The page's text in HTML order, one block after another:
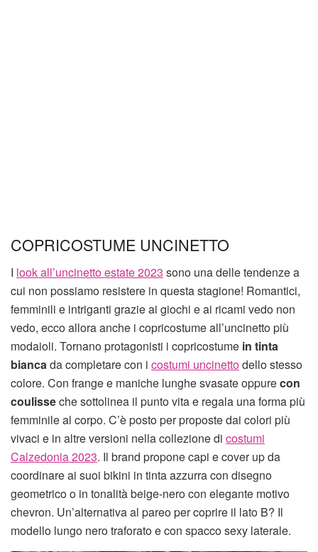
COPRICOSTUME UNCINETTO
I look all’uncinetto estate 2023 sono una delle tendenze a
cui non possiamo resistere in questa stagione! Romantici,
femminili e intriganti grazie ai giochi e ai ricami vedo non
vedo, ecco allora anche i copricostume all’uncinetto più
modaioli. Tornano protagonisti i copricostume in tinta
bianca da completare con i costumi uncinettodello stesso
colore. Con frange e maniche lunghe svasate oppurecon
coulisseche sottolinea il punto vita e regala una forma più
femminile al corpo. C’è posto per proposte dai colori più
vivaci e in altre versioni nella collezione di costumi
Calzedonia 2023. Il brand propone capi e cover up da
coordinare ai suoi bikini in tinta azzurra con disegno
geometrico o in tonalità beige-nero con elegante motivo
chevron. Un’alternativa al pareo per coprire il lato B? Il
modello lungo nero traforato e con spacco sexy laterale.